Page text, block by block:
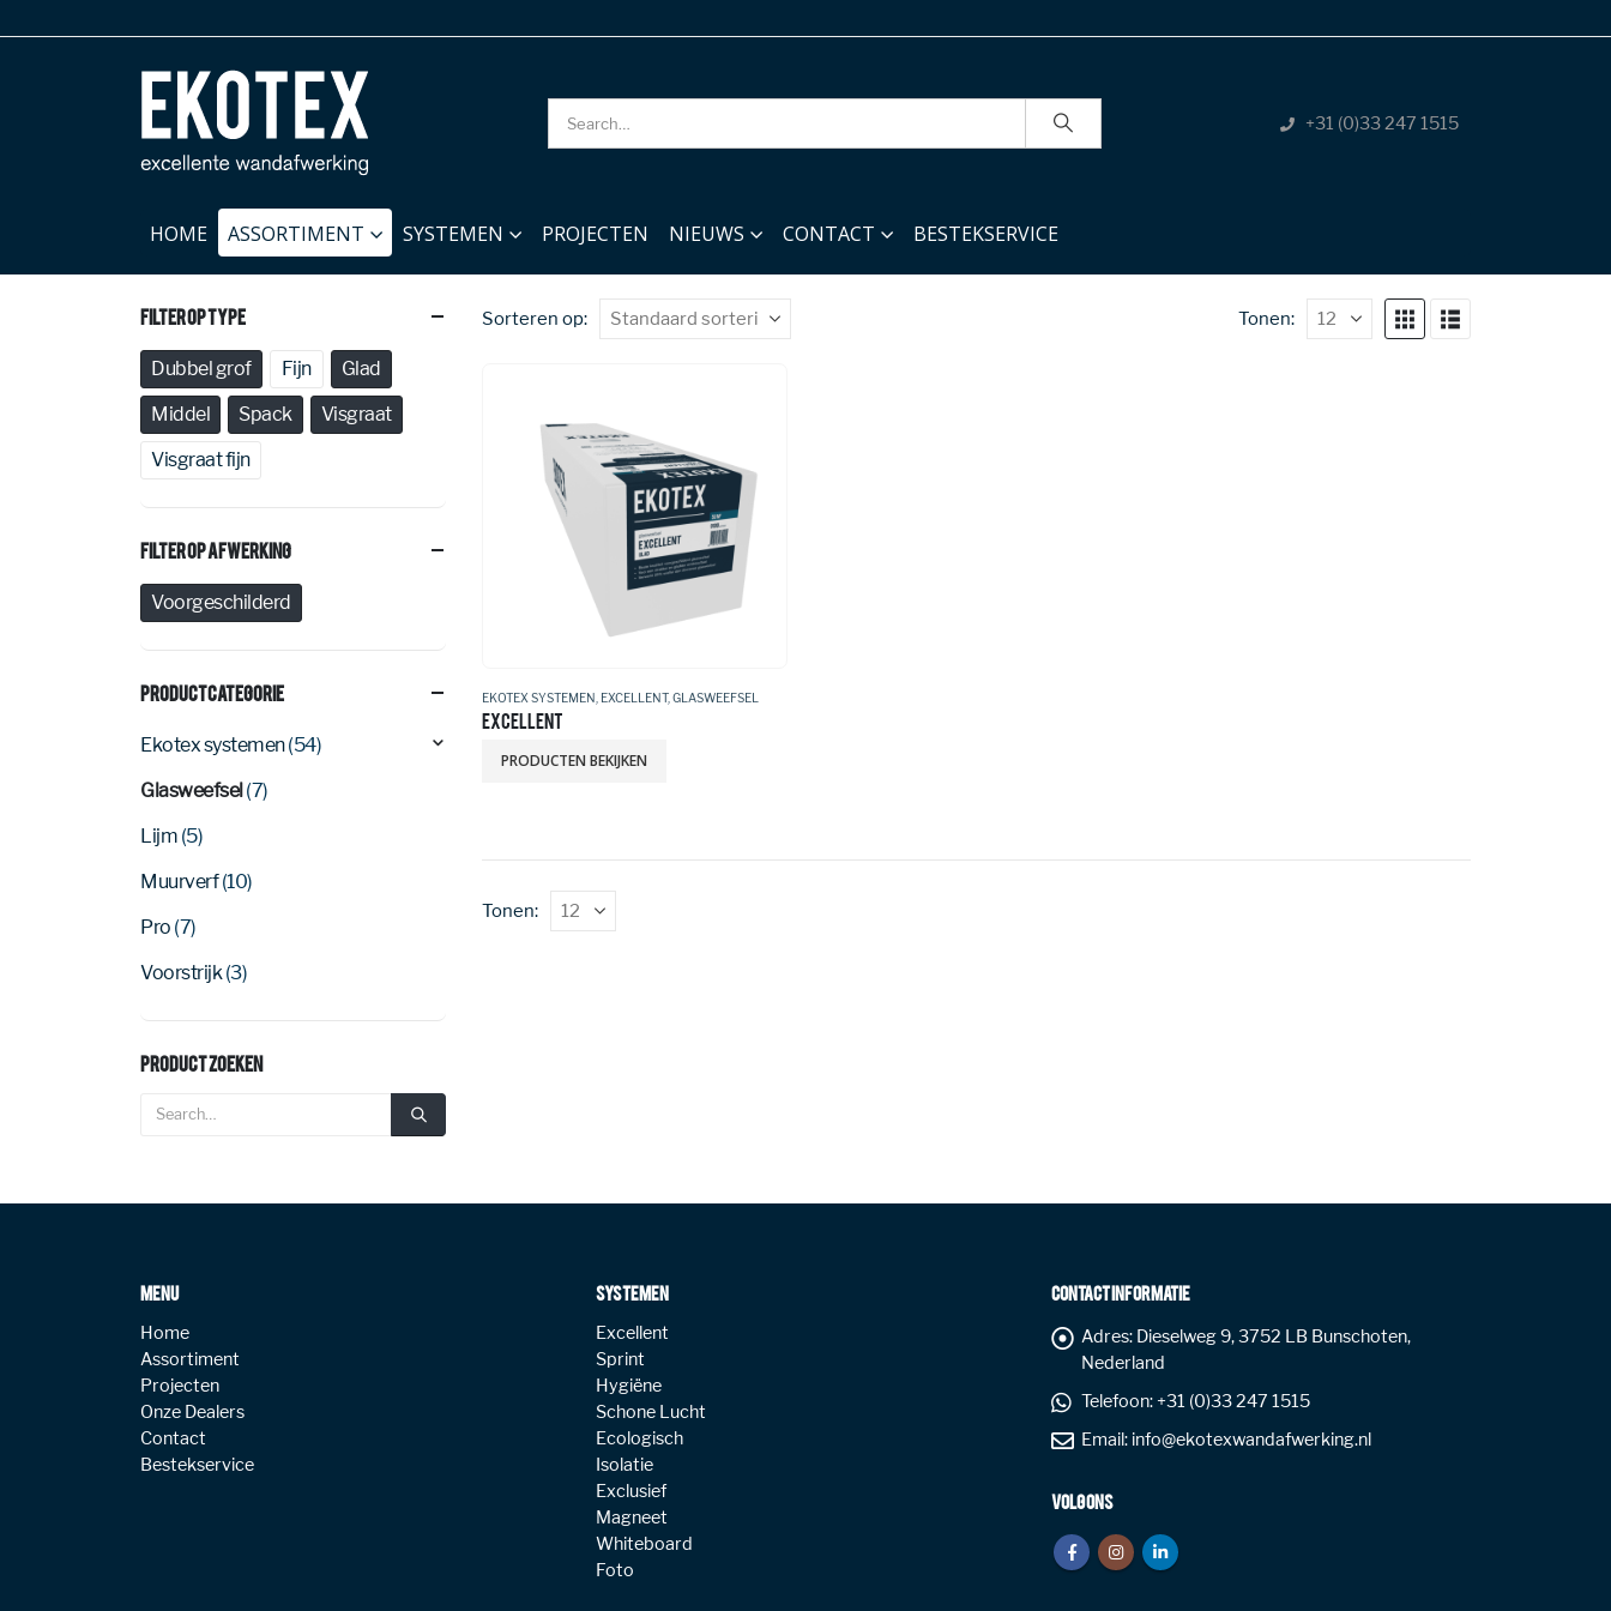
+31 (0)33 247 1515
HOME ASSORTIMENT SYSTEMEN PROJECTEN NIEUWS CONTACT BESTEKSERVICE
Sorteren op: Tonen:
EKOTEX SYSTEMEN EXCELLENT, GLASWEEFSEL
EXCELLENT
PRODUCTEN BEKIJKEN
Tonen:
Filter Op Type
Dubbel grof Fijn
Glad
Middel
Spack
Visgraat
Visgraat fijn
Filter Op Afwerking
Voorgeschilderd
Productcategorie
Ekotex systemen(54)
Glasweefsel(7)
Lijm (5)
Muurverf (10)
Pro (7)
Voorstrijk(3)
Product Zoeken
MENU
Home
Assortiment
Projecten
Onze Dealers
Contact
Bestekservice
SYSTEMEN
Excellent
Sprint
Hygiëne
Schone Lucht
Ecologisch
Isolatie
Exclusief
Magneet
Whiteboard
Foto
CONTACT INFORMATIE
Adres: Dieselweg 9, 3752 LB Bunschoten,
Nederland
Telefoon: +31 (0)33 247 1515
Email: info@ekotexwandafwerking.nl
VOLG ONS